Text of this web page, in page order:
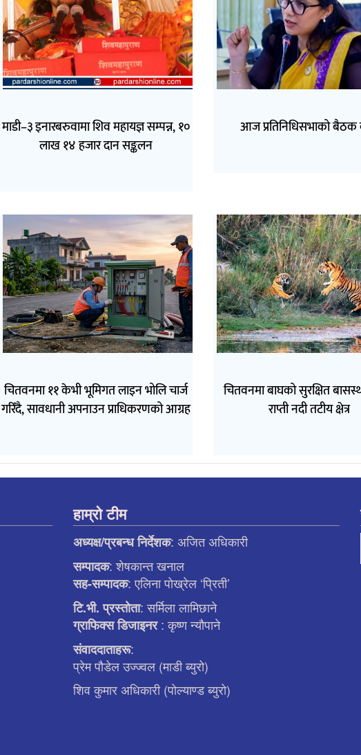
माडी–३ इनारबरुवामा शिव महायज्ञ सम्पन्न, १०
लाख १४ हजार दान सङ्कलन
आज प्रतिनिधिसभाको बैठक
चितवनमा ११ केभी भूमिगत लाइन भोलि चार्ज
गरिँदै, सावधानी अपनाउन प्राधिकरणको आग्रह
चितवनमा बाघको सुरक्षित
राप्ती नदी तटीय क्षेत्र
हाम्रो टीम
अध्यक्ष/प्रबन्ध निर्देशक: अजित अधिकारी
सम्पादक: शेषकान्त खनाल
सह-सम्पादक: एलिना पाेख्रेल ‘प्रिती’
टि.भी. प्रस्ताेता: सर्मिला लामिछाने
ग्राफिक्स डिजाइनर: कृष्ण न्याैपाने
संवाददाताहरू:
प्रेम पौडेल उज्ज्वल (माडी ब्युरो)
शिव कुमार अधिकारी (पोल्याण्ड ब्युरो)